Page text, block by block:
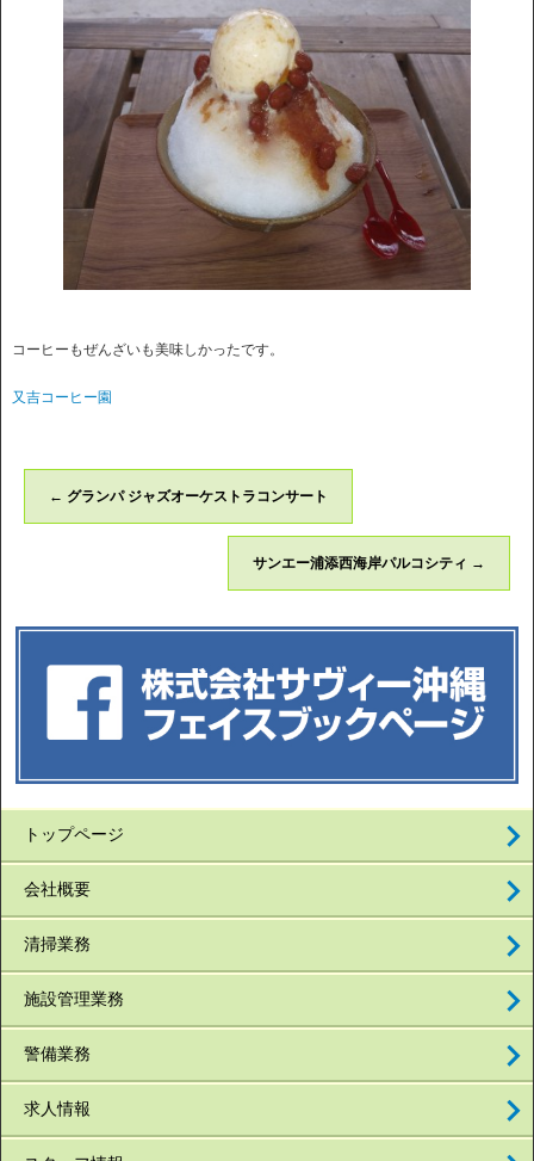
コーヒーもぜんざいも美味しかったです。
又吉コーヒー園
← グランパ ジャズオーケストラコンサート
サンエー浦添西海岸パルコシティ →
トップページ
会社概要
清掃業務
施設管理業務
警備業務
求人情報